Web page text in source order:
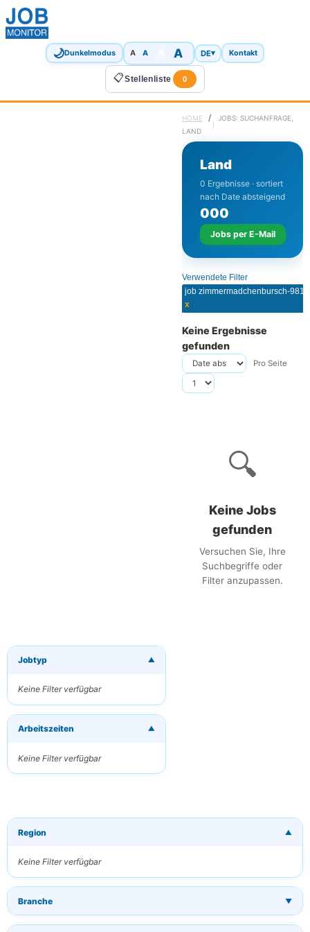
🌙Dunkelmodus A A A DE▾ Kontakt
📋Stellenliste 0
HOME /
JOBS: SUCHANFRAGE,
LAND
Land
0 Ergebnisse · sortiert
nach Date absteigend
000
Jobs per E-Mail
Verwendete Filter
job zimmermadchenbursch-
x
Keine Ergebnisse
gefunden
Pro Seite
🔍
Keine Jobs
gefunden
Versuchen Sie, Ihre
Suchbegriffe oder
Filter anzupassen.
Jobtyp ▼
Keine Filter verfügbar
Arbeitszeiten ▼
Keine Filter verfügbar
Region ▼
Keine Filter verfügbar
Branche ▼